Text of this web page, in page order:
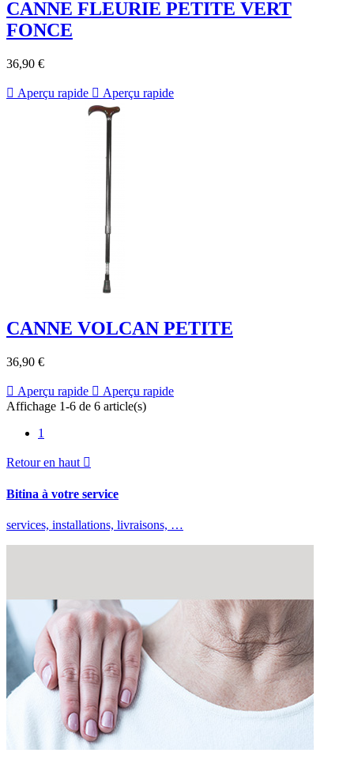
CANNE FLEURIE PETITE VERT
FONCE
36,90 €
 Aperçu rapide  Aperçu rapide
CANNE VOLCAN PETITE
36,90 €
 Aperçu rapide  Aperçu rapide
Affichage 1-6 de 6 article(s)
1
Retour en haut 
Bitina à votre service
services, installations, livraisons, …